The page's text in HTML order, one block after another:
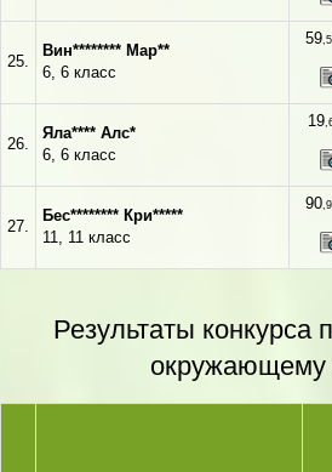
25.
Вин******** Мар**
6, 6 класс
59
26.
Яла**** Алс*
6, 6 класс
19
27.
Бес******** Кри*****
11, 11 класс
90
Результаты конкурса
окружающему